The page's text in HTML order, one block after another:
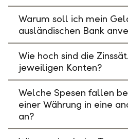
Warum soll ich mein
ausländischen Bank
Wie hoch sind die
jeweiligen Konten?
Welche Spesen fallen
einer Währung in eine
an?